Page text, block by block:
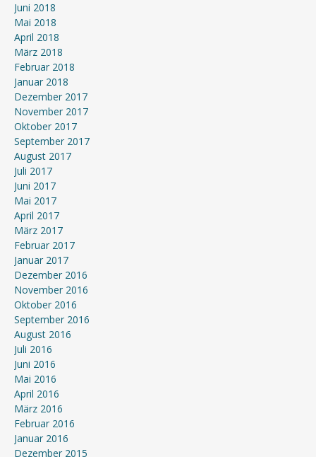
Juni 2018
Mai 2018
April 2018
März 2018
Februar 2018
Januar 2018
Dezember 2017
November 2017
Oktober 2017
September 2017
August 2017
Juli 2017
Juni 2017
Mai 2017
April 2017
März 2017
Februar 2017
Januar 2017
Dezember 2016
November 2016
Oktober 2016
September 2016
August 2016
Juli 2016
Juni 2016
Mai 2016
April 2016
März 2016
Februar 2016
Januar 2016
Dezember 2015